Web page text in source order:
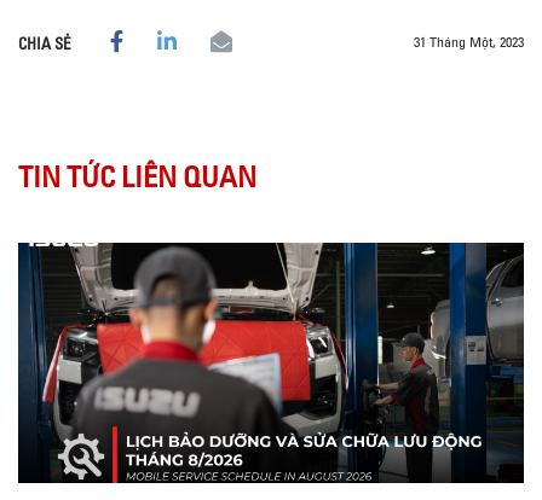
CHIA SẺ 31 Tháng Một, 2023
TIN TỨC LIÊN QUAN